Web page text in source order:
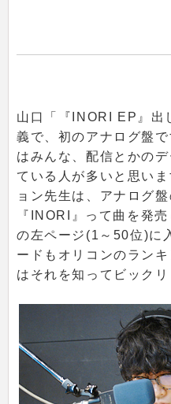
山口「『INORI EP』
義で、初のアナログ盤
はみんな、配信とかの
ている人が多いと思い
ョン先生は、アナログ
『INORI』って曲を発
の左ページ(1～50位)に
ードもオリコンのラン
はそれを知ってビックリ